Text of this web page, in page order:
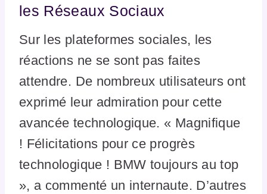
les Réseaux Sociaux
Sur les plateformes sociales, les
réactions ne se sont pas faites
attendre. De nombreux utilisateurs ont
exprimé leur admiration pour cette
avancée technologique. « Magnifique
! Félicitations pour ce progrès
technologique ! BMW toujours au top
», a commenté un internaute. D’autres